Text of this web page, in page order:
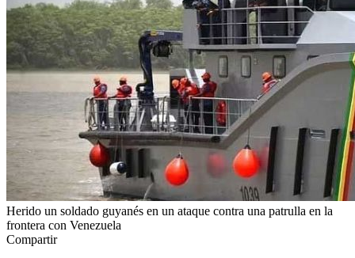
Herido un soldado guyanés en un ataque contra una patrulla en la
frontera con Venezuela
Compartir